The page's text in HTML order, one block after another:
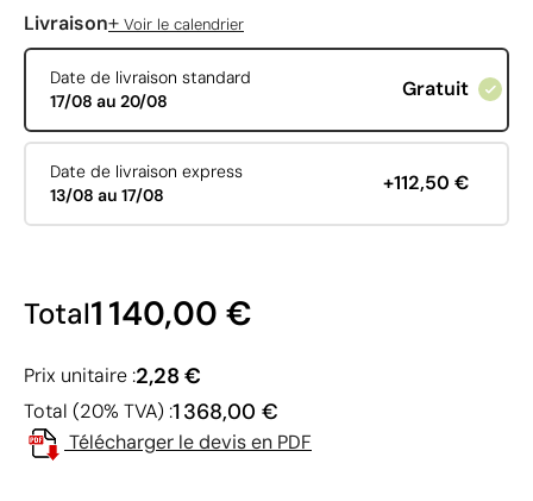
Livraison+ Voir le calendrier
Date de livraison standard
17/08 au 20/08
Gratuit
Date de livraison express
13/08 au 17/08
+112,50 €
Total1 140,00 €
Prix unitaire :2,28 €
Total (20% TVA) :1 368,00 €
Télécharger le devis en PDF